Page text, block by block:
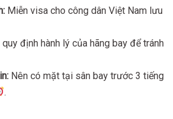
Miễn visa cho công dân Việt Nam lưu
quy định hành lý của hãng bay để tránh
Nên có mặt tại sân bay trước 3 tiếng
.